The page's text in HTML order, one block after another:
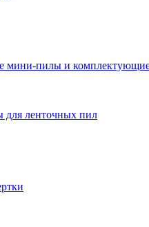
мини-пилы и
для ленточных пил